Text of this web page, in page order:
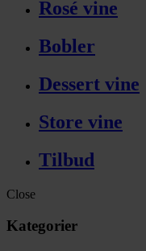
Rosé vine
Bobler
Dessert vine
Store vine
Tilbud
Close
Kategorier